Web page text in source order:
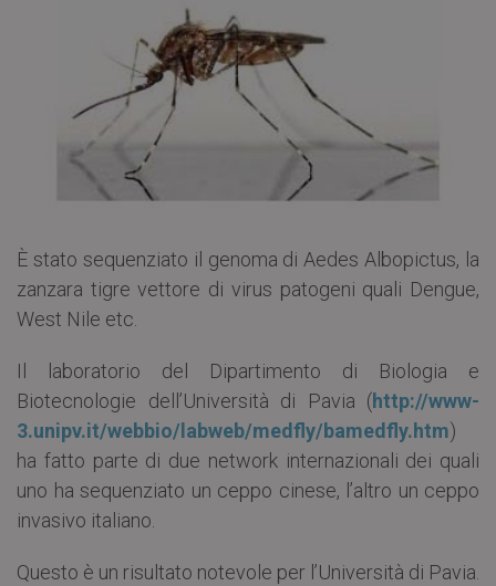
È stato sequenziato il genoma di Aedes Albopictus, la
zanzara tigre vettore di virus patogeni quali Dengue,
West Nile etc.
Il laboratorio del Dipartimento di Biologia e
Biotecnologie dell’Università di Pavia (http://www-
3.unipv.it/webbio/labweb/medfly/bamedfly.htm)
ha fatto parte di due network internazionali dei quali
uno ha sequenziato un ceppo cinese, l’altro un ceppo
invasivo italiano.
Questo è un risultato notevole per l’Università di Pavia.